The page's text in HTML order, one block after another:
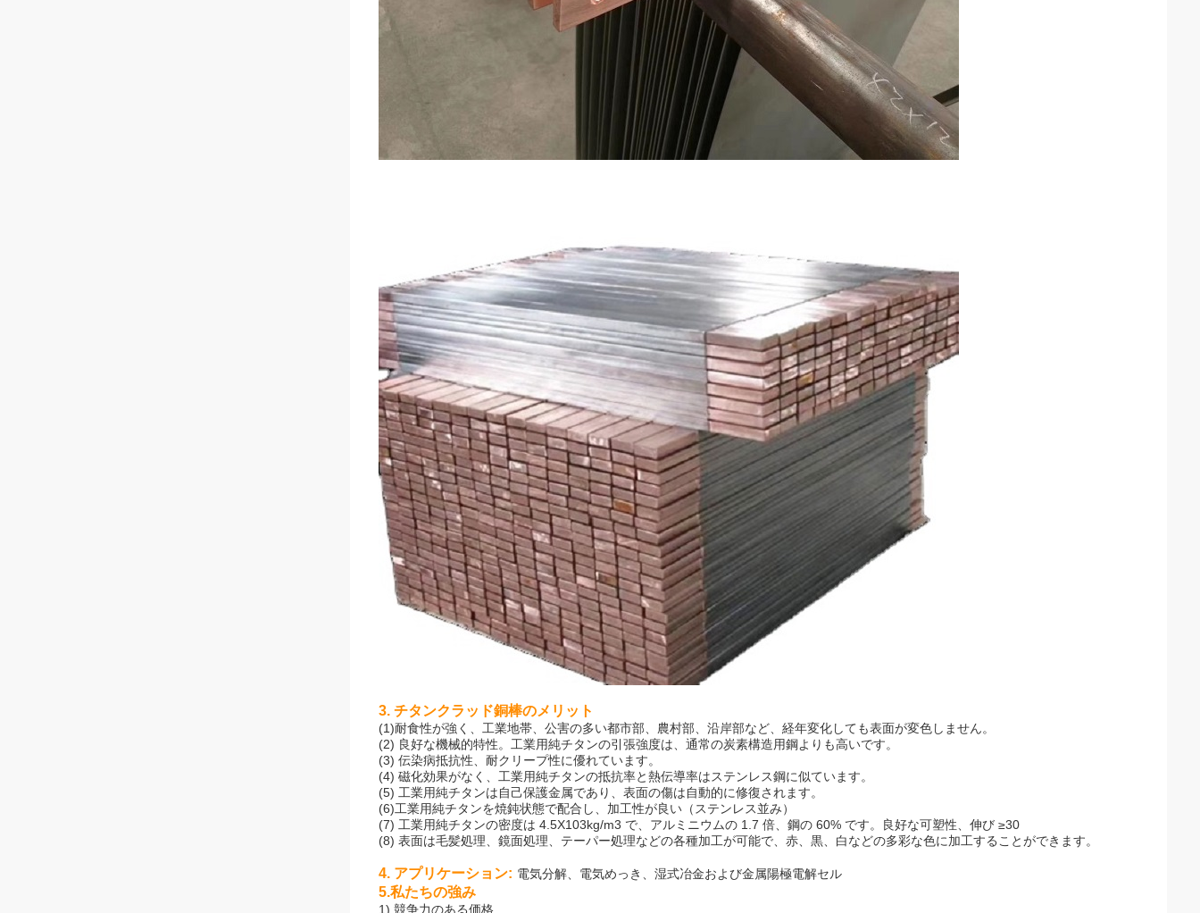
3. チタンクラッド銅棒のメリット
(1)耐食性が強く、工業地帯、公害の多い都市部、農村部、沿岸部など、経年変化しても表面が変色しません。
(2) 良好な機械的特性。工業用純チタンの引張強度は、通常の炭素構造用鋼よりも高いです。
(3) 伝染病抵抗性、耐クリープ性に優れています。
(4) 磁化効果がなく、工業用純チタンの抵抗率と熱伝導率はステンレス鋼に似ています。
(5) 工業用純チタンは自己保護金属であり、表面の傷は自動的に修復されます。
(6)工業用純チタンを焼鈍状態で配合し、加工性が良い（ステンレス並み）
(7) 工業用純チタンの密度は 4.5X103kg/m3 で、アルミニウムの 1.7 倍、鋼の 60% です。良好な可塑性、伸び ≥30
(8) 表面は毛髪処理、鏡面処理、テーパー処理などの各種加工が可能で、赤、黒、白などの多彩な色に加工することができます。
4. アプリケーション: 電気分解、電気めっき、湿式冶金および金属陽極電解セル
5.私たちの強み
1) 競争力のある価格